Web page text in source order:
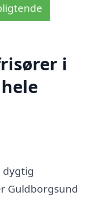
i
dygtig
Guldborgsund